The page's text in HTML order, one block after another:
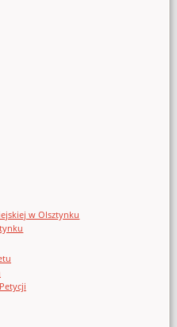
w Olsztynku